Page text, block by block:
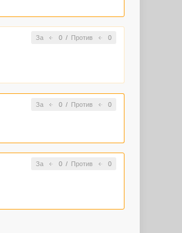
За 0/ Против 0
За 0/ Против 0
За 0/ Против 0